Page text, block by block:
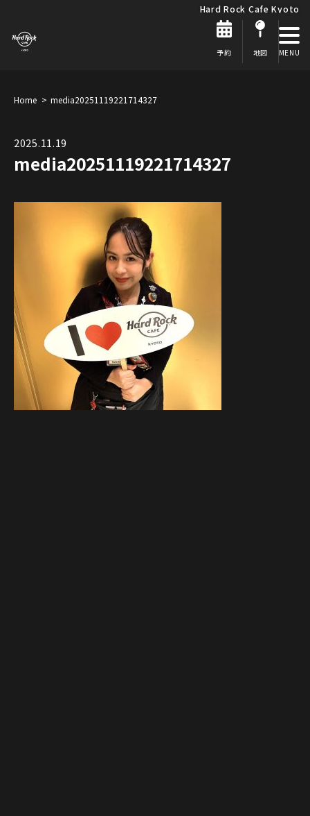
Hard Rock Cafe Kyoto
予約 地図
Home media20251119221714327
2025.11.19
media20251119221714327